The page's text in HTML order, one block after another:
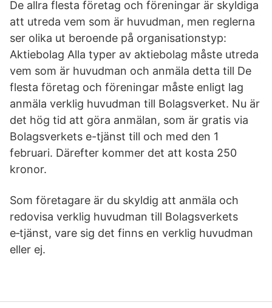
De allra flesta företag och föreningar är skyldiga
att utreda vem som är huvudman, men reglerna
ser olika ut beroende på organisationstyp:
Aktiebolag Alla typer av aktiebolag måste utreda
vem som är huvudman och anmäla detta till De
flesta företag och föreningar måste enligt lag
anmäla verklig huvudman till Bolagsverket. Nu är
det hög tid att göra anmälan, som är gratis via
Bolagsverkets e-tjänst till och med den 1
februari. Därefter kommer det att kosta 250
kronor.
Som företagare är du skyldig att anmäla och
redovisa verklig huvudman till Bolagsverkets
e‑tjänst, vare sig det finns en verklig huvudman
eller ej.